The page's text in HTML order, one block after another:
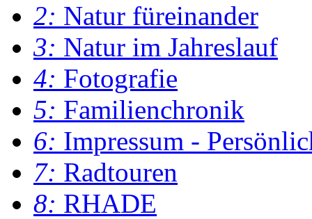
2: Natur füreinander
3: Natur im Jahreslauf
4: Fotografie
5: Familienchronik
6: Impressum -
7: Radtouren
8: RHADE